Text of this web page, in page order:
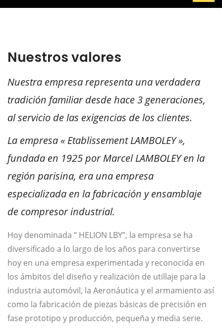
Nuestros valores
Nuestra empresa representa una verdadera
tradición familiar desde hace 3 generaciones,
al servicio de las exigencias de los clientes.
La empresa « Etablissement LAMBOLEY »,
fundada en 1925 por Marcel LAMBOLEY en la
región parisina, era una empresa
especializada en la fabricación y ensamblaje
de compresor industrial.
Hoy denominada “ HELION LBY”, la empresa se ha
diversificado a lo largo de los años para convertirse
hoy en una empresa experimentada y reconocida en
los ámbitos del diseño y realización de utillaje para la
industria automóvil, la Aeronáutica y el armamiento así
como la fabricación de piezas básicas de precisión en
fase prototipo y producción, pequeña y media serie.